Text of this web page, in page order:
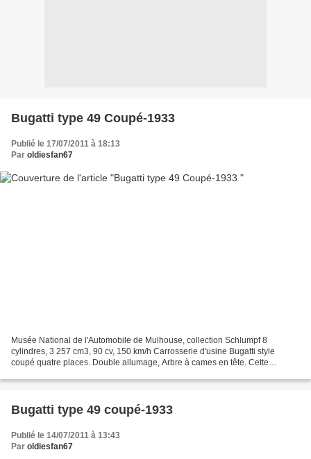
Bugatti type 49 Coupé-1933
Publié le 17/07/2011 à 18:13
Par oldiesfan67
Musée National de l'Automobile de Mulhouse, collection Schlumpf 8
cylindres, 3 257 cm3, 90 cv, 150 km/h Carrosserie d'usine Bugatti style
coupé quatre places. Double allumage, Arbre à cames en tête. Cette
Bugatti type 49 coupé-1933
Publié le 14/07/2011 à 13:43
Par oldiesfan67